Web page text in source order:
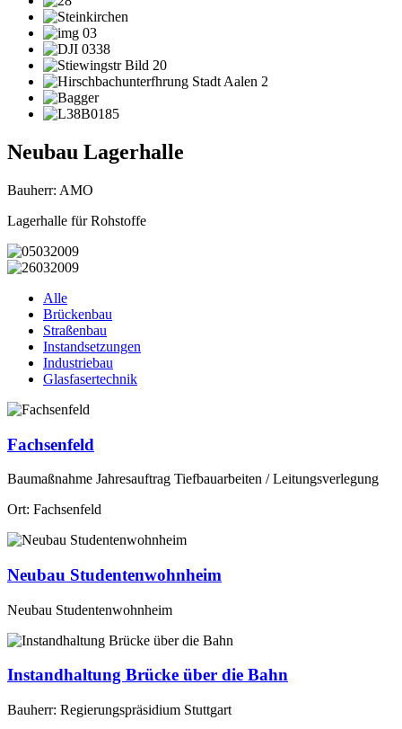
Neubau Lagerhalle
Bauherr: AMO
Lagerhalle für Rohstoffe
Alle
Brückenbau
Straßenbau
Instandsetzungen
Industriebau
Glasfasertechnik
Fachsenfeld
Baumaßnahme Jahresauftrag Tiefbauarbeiten / Leitungsverlegung
Ort: Fachsenfeld
Neubau Studentenwohnheim
Neubau Studentenwohnheim
Instandhaltung Brücke über die Bahn
Bauherr: Regierungspräsidium Stuttgart